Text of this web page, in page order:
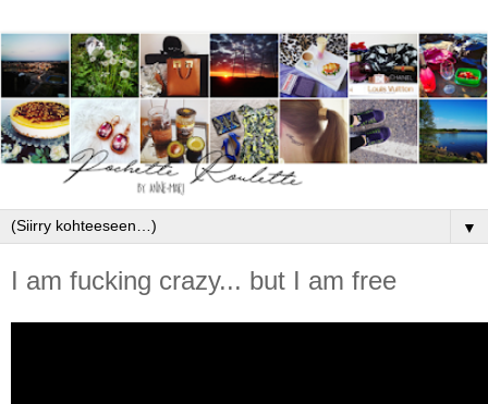
▼
I am fucking crazy... but I am free